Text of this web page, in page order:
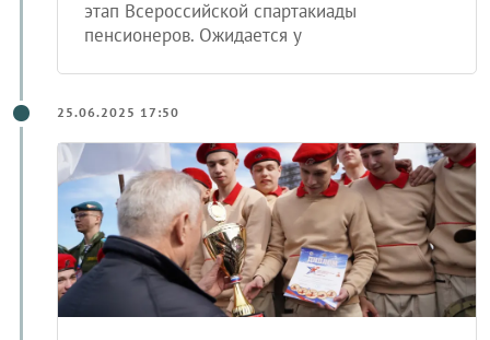
этап Всероссийской спартакиады
пенсионеров. Ожидается у
25.06.2025 17:50